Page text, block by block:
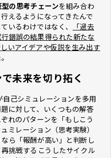
の思考チェーンを組み合わ
えるようになってきたんで
いるわけではなく、
「過去
錯誤の結果得られた新たな
いアイデアや仮説を生み出す
未来を切り拓く
己シミュレーションを多用
に対して、いくつもの解答
れのパターンを「もしこう
ミレーション（思考実験）
ら「報酬が高い」と判断し
挑戦する――こうしたサイクル